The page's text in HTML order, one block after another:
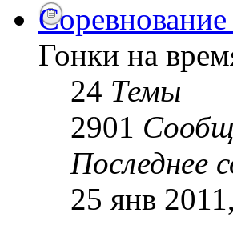
Гонки на
24 Темы
2901
Последнее
25 янв